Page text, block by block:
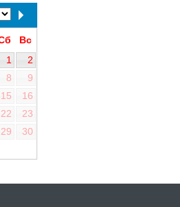
Вс
1
2
8
9
15
16
22
23
29
30